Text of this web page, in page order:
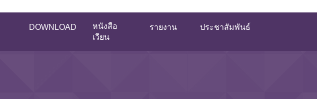
DOWNLOAD
หนังสือ
เวียน
รายงาน ประชาสัมพันธ์